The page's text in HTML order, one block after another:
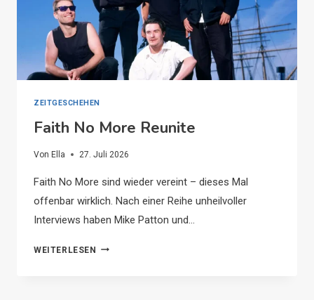
ZEITGESCHEHEN
Faith No More Reunite
Von Ella 27. Juli 2026
Faith No More sind wieder vereint – dieses Mal
offenbar wirklich. Nach einer Reihe unheilvoller
Interviews haben Mike Patton und…
WEITERLESEN FAITH